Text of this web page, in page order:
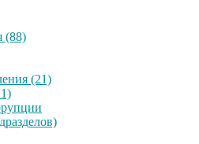
(88)
(21)